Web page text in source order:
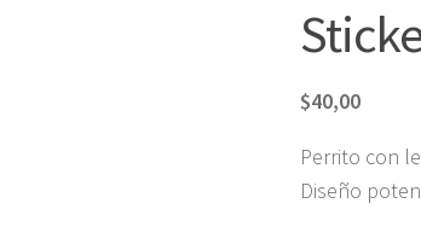
$40,00
Perrito con
Diseño